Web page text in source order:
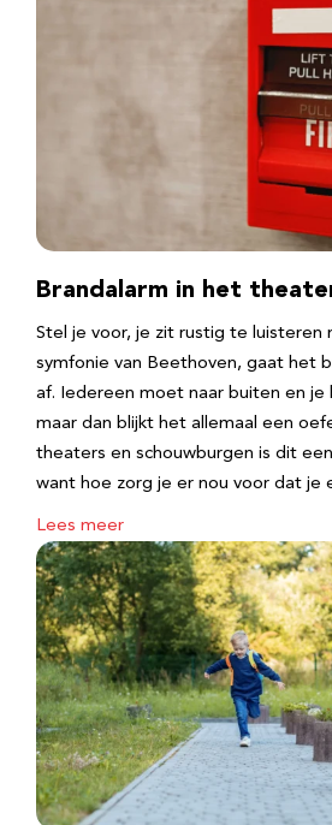
Brandalarm in het
Stel je voor, je zit rustig te luisteren
symfonie van Beethoven, gaat het
af. Iedereen moet naar buiten en je
maar dan blijkt het allemaal een
theaters en schouwburgen is dit
want hoe zorg je er nou voor dat je
Lees meer